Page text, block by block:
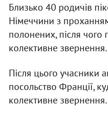
Близько 40 родичів
Німеччини з
полонених, після
колективне звернення.
Після цього учасники
посольство Франції,
колективне звернення.